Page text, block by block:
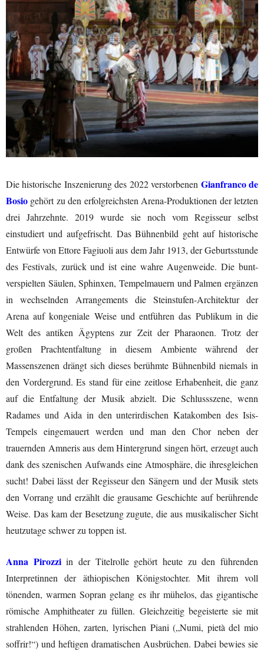
Die historische Inszenierung des 2022 verstorbenen Gianfranco de
Bosio gehört zu den erfolgreichsten Arena-Produktionen der letzten
drei Jahrzehnte. 2019 wurde sie noch vom Regisseur selbst
einstudiert und aufgefrischt. Das Bühnenbild geht auf historische
Entwürfe von Ettore Fagiuoli aus dem Jahr 1913, der Geburtsstunde
des Festivals, zurück und ist eine wahre Augenweide. Die bunt-
verspielten Säulen, Sphinxen, Tempelmauern und Palmen ergänzen
in wechselnden Arrangements die Steinstufen-Architektur der
Arena auf kongeniale Weise und entführen das Publikum in die
Welt des antiken Ägyptens zur Zeit der Pharaonen. Trotz der
großen Prachtentfaltung in diesem Ambiente während der
Massenszenen drängt sich dieses berühmte Bühnenbild niemals in
den Vordergrund. Es stand für eine zeitlose Erhabenheit, die ganz
auf die Entfaltung der Musik abzielt. Die Schlussszene, wenn
Radames und Aida in den unterirdischen Katakomben des Isis-
Tempels eingemauert werden und man den Chor neben der
trauernden Amneris aus dem Hintergrund singen hört, erzeugt auch
dank des szenischen Aufwands eine Atmosphäre, die ihresgleichen
sucht! Dabei lässt der Regisseur den Sängern und der Musik stets
den Vorrang und erzählt die grausame Geschichte auf berührende
Weise. Das kam der Besetzung zugute, die aus musikalischer Sicht
heutzutage schwer zu toppen ist.
Anna Pirozziin der Titelrolle gehört heute zu den führenden
Interpretinnen der äthiopischen Königstochter. Mit ihrem voll
tönenden, warmen Sopran gelang es ihr mühelos, das gigantische
römische Amphitheater zu füllen. Gleichzeitig begeisterte sie mit
strahlenden Höhen, zarten, lyrischen Piani („Numi, pietà del mio
soffrir!“) und heftigen dramatischen Ausbrüchen. Dabei bewies sie